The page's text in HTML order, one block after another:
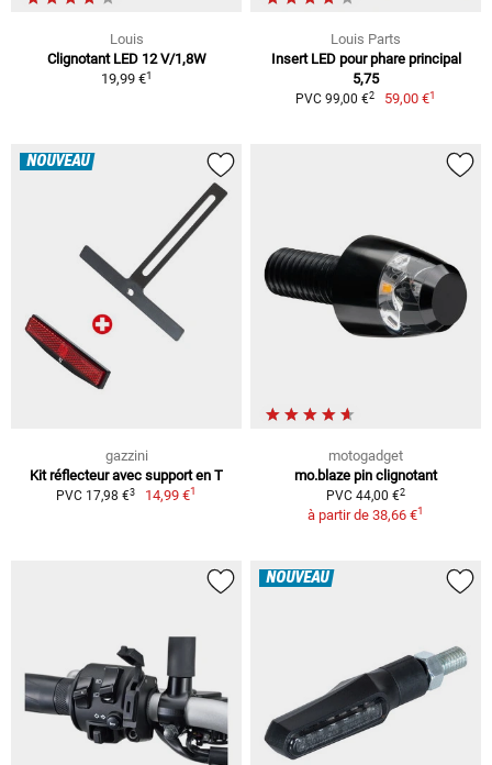
Louis
Clignotant LED 12 V/1,8W
19,99 €1
Louis Parts
Insert LED pour phare principal
5,75
PVC 99,00 €2 59,00 €1
NOUVEAU
gazzini
Kit réflecteur avec support en T
PVC 17,98 €3 14,99 €1
motogadget
mo.blaze pin clignotant
PVC 44,00 €2
à partir de 38,66 €1
NOUVEAU